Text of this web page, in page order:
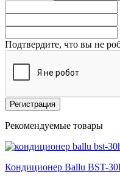
Подтвердите, что вы не
Регистрация
Рекомендуемые товары
Кондиционер Ballu BST-